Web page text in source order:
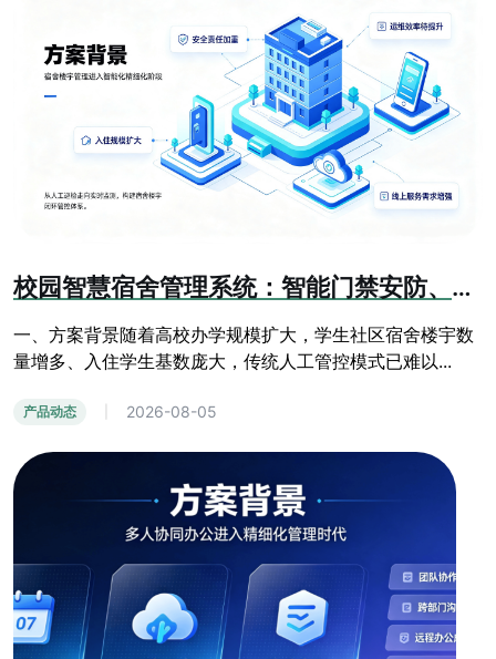
校园智慧宿舍管理系统：智能门禁安防、线上报修、人员信息化管控方案
一、方案背景随着高校办学规模扩大，学生社区宿舍楼宇数
量增多、入住学生基数庞大，传统人工管控模式已难以...
产品动态 2026-08-05